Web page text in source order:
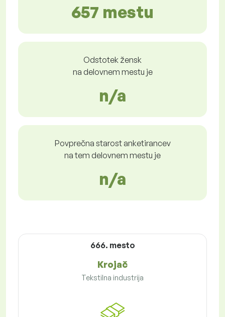
657 mestu
Odstotek žensk
na delovnem mestu je
n/a
Povprečna starost anketirancev
na tem delovnem mestu je
n/a
666. mesto
Krojač
Tekstilna industrija